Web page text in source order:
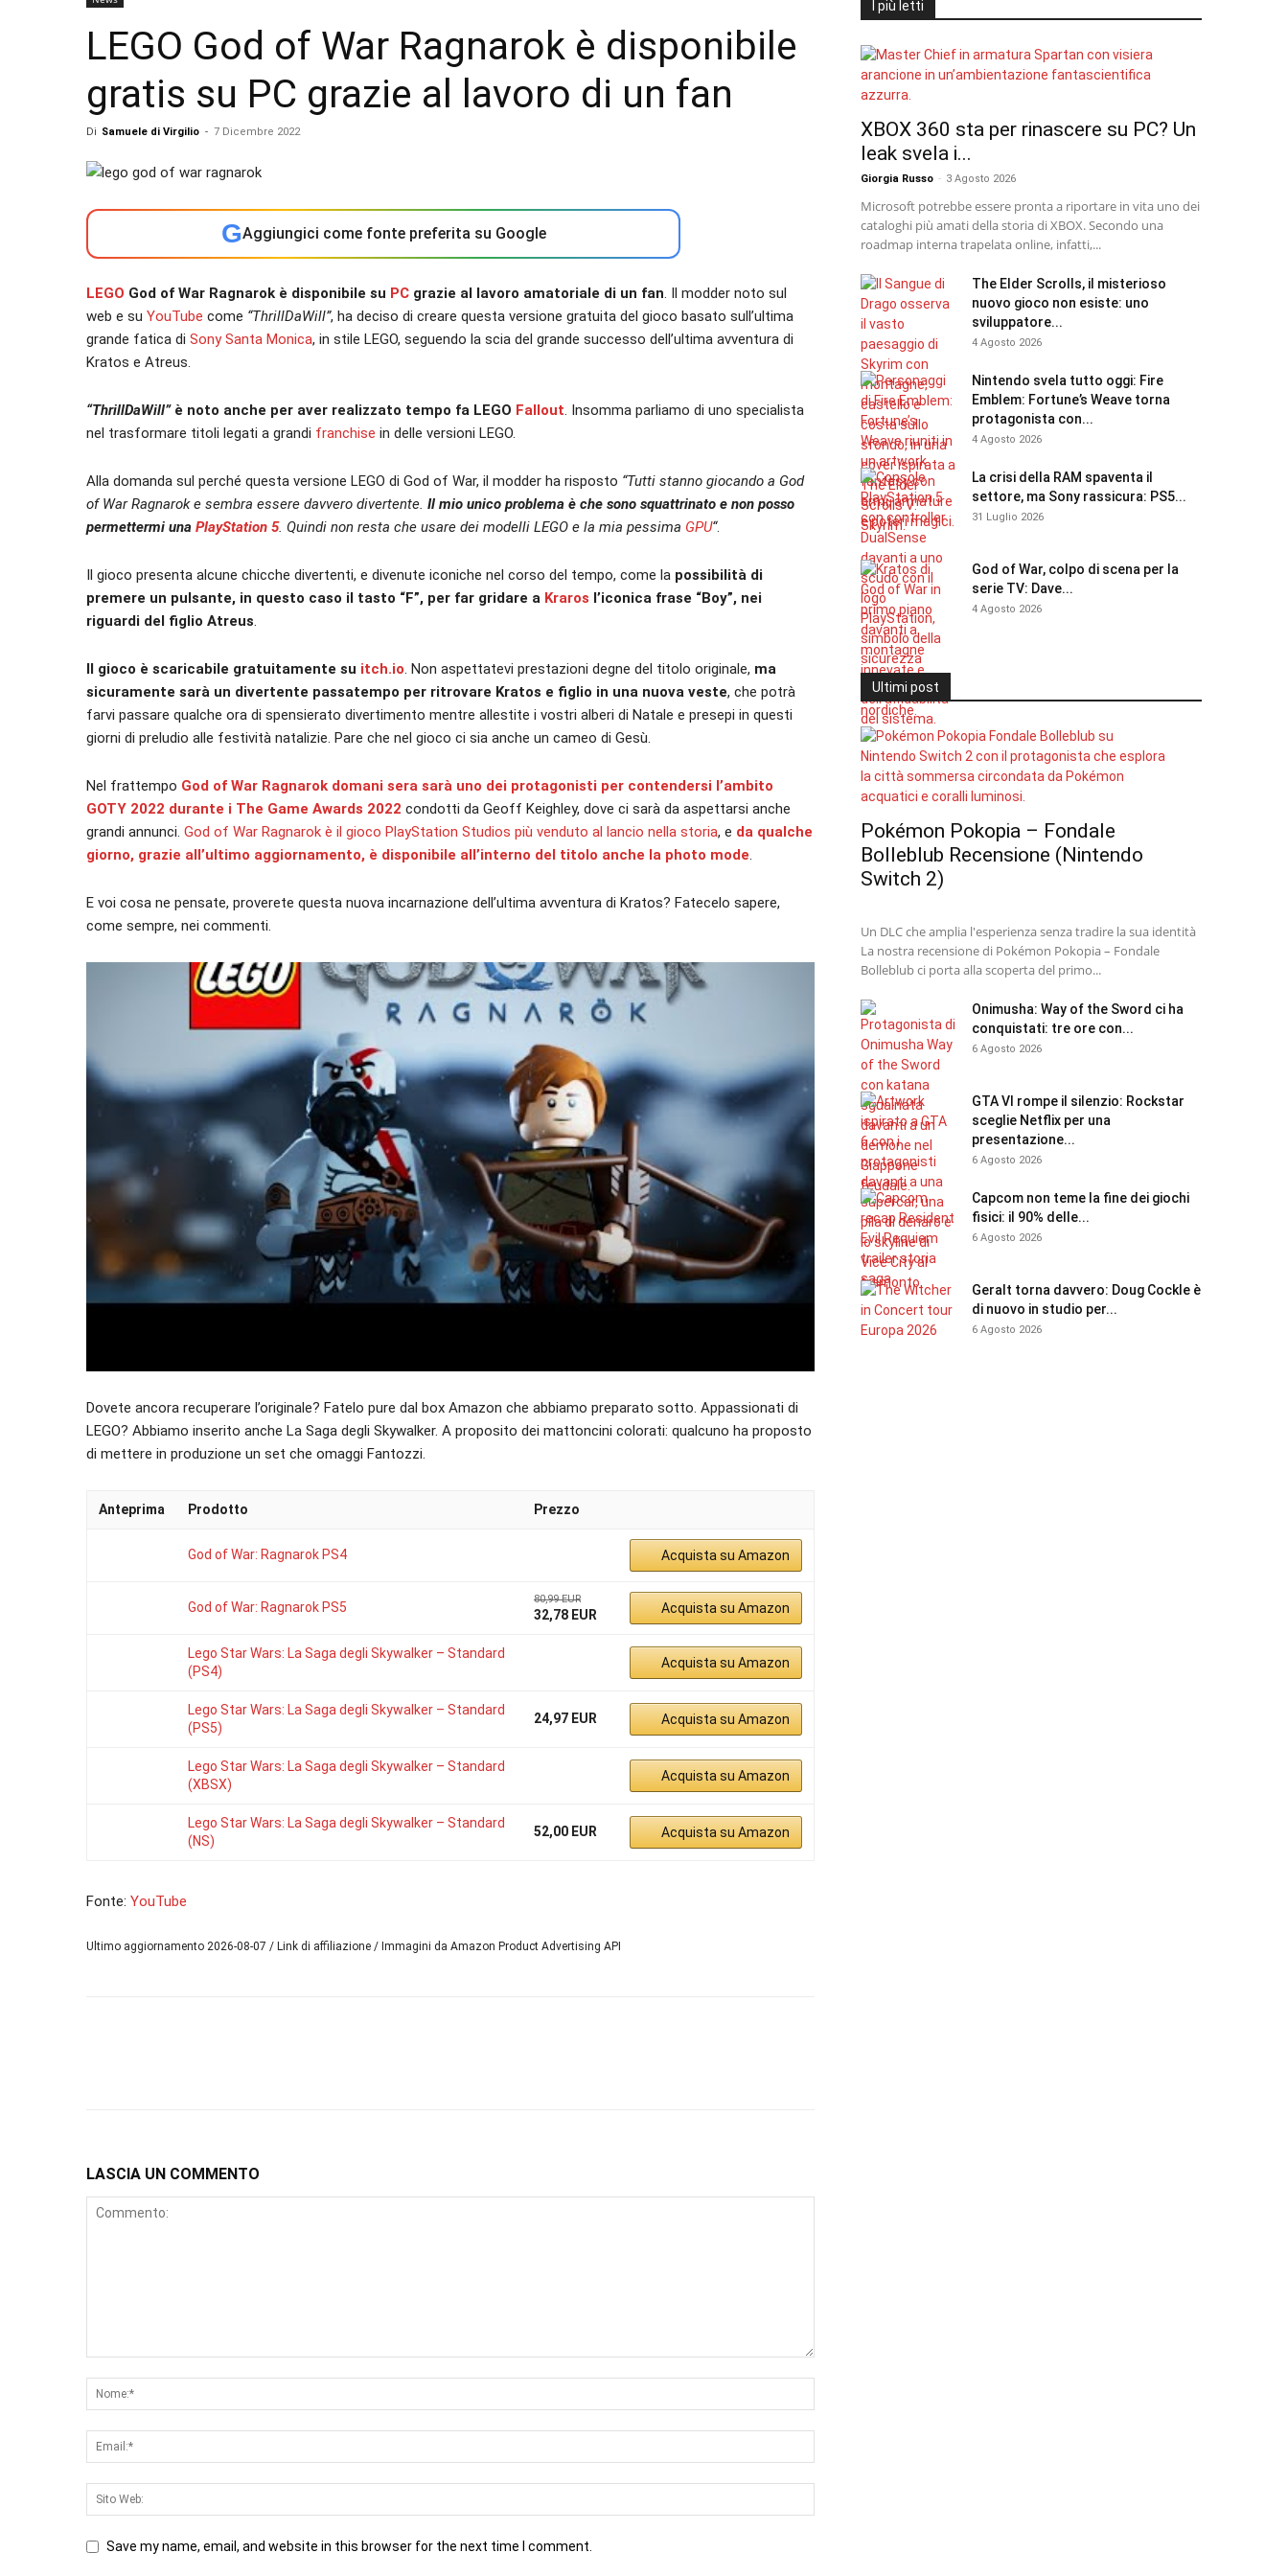
LEGO God of War Ragnarok è disponibile
gratis su PC grazie al lavoro di un fan
Di Samuele di Virgilio - 7 Dicembre 2022
GAggiungici come fonte preferita su Google
LEGO God of War Ragnarok è disponibile su PC grazie al lavoro amatoriale di un fan. Il modder noto sul
web e su YouTube come “ThrillDaWill”, ha deciso di creare questa versione gratuita del gioco basato sull’ultima
grande fatica di Sony Santa Monica, in stile LEGO, seguendo la scia del grande successo dell’ultima avventura di
Kratos e Atreus.
“ThrillDaWill”è noto anche per aver realizzato tempo fa LEGO Fallout. Insomma parliamo di uno specialista
nel trasformare titoli legati a grandi franchise in delle versioni LEGO.
Alla domanda sul perché questa versione LEGO di God of War, il modder ha risposto “Tutti stanno giocando a God
of War Ragnarok e sembra essere davvero divertente. Il mio unico problema è che sono squattrinato e non posso
permettermi una PlayStation 5. Quindi non resta che usare dei modelli LEGO e la mia pessima GPU“.
Il gioco presenta alcune chicche divertenti, e divenute iconiche nel corso del tempo, come la possibilità di
premere un pulsante, in questo caso il tasto “F”, per far gridare a Kraros l’iconica frase “Boy”, nei
riguardi del figlio Atreus.
Il gioco è scaricabile gratuitamente su itch.io. Non aspettatevi prestazioni degne del titolo originale, ma
sicuramente sarà un divertente passatempo per ritrovare Kratos e figlio in una nuova veste, che potrà
farvi passare qualche ora di spensierato divertimento mentre allestite i vostri alberi di Natale e presepi in questi
giorni di preludio alle festività natalizie. Pare che nel gioco ci sia anche un cameo di Gesù.
Nel frattempo God of War Ragnarok domani sera sarà uno dei protagonisti per contendersi l’ambito
GOTY 2022 durante i The Game Awards 2022 condotti da Geoff Keighley, dove ci sarà da aspettarsi anche
grandi annunci. God of War Ragnarok è il gioco PlayStation Studios più venduto al lancio nella storia, e da qualche
giorno, grazie all’ultimo aggiornamento, è disponibile all’interno del titolo anche la photo mode.
E voi cosa ne pensate, proverete questa nuova incarnazione dell’ultima avventura di Kratos? Fatecelo sapere,
come sempre, nei commenti.
Dovete ancora recuperare l’originale? Fatelo pure dal box Amazon che abbiamo preparato sotto. Appassionati di
LEGO? Abbiamo inserito anche La Saga degli Skywalker. A proposito dei mattoncini colorati: qualcuno ha proposto
di mettere in produzione un set che omaggi Fantozzi.
Anteprima Prodotto Prezzo
God of War: Ragnarok PS4 Acquista su Amazon
God of War: Ragnarok PS5
80,99 EUR
32,78 EUR Acquista su Amazon
Lego Star Wars: La Saga degli Skywalker – Standard
(PS4)
Acquista su Amazon
Lego Star Wars: La Saga degli Skywalker – Standard
(PS5)
24,97 EUR Acquista su Amazon
Lego Star Wars: La Saga degli Skywalker – Standard
(XBSX)
Acquista su Amazon
Lego Star Wars: La Saga degli Skywalker – Standard
(NS)
52,00 EUR Acquista su Amazon
Fonte: YouTube
Ultimo aggiornamento 2026-08-07 / Link di affiliazione / Immagini da Amazon Product Advertising API
LASCIA UN COMMENTO
Save my name, email, and website in this browser for the next time I comment.
I più letti
XBOX 360 sta per rinascere su PC? Un
leak svela i...
Giorgia Russo - 3 Agosto 2026
Microsoft potrebbe essere pronta a riportare in vita uno dei
cataloghi più amati della storia di XBOX. Secondo una
roadmap interna trapelata online, infatti,...
The Elder Scrolls, il misterioso
nuovo gioco non esiste: uno
sviluppatore...
4 Agosto 2026
Nintendo svela tutto oggi: Fire
Emblem: Fortune’s Weave torna
protagonista con...
4 Agosto 2026
La crisi della RAM spaventa il
settore, ma Sony rassicura: PS5...
31 Luglio 2026
God of War, colpo di scena per la
serie TV: Dave...
4 Agosto 2026
Ultimi post
Pokémon Pokopia – Fondale
Bolleblub Recensione (Nintendo
Switch 2)
Un DLC che amplia l'esperienza senza tradire la sua identità
La nostra recensione di Pokémon Pokopia – Fondale
Bolleblub ci porta alla scoperta del primo...
Onimusha: Way of the Sword ci ha
conquistati: tre ore con...
6 Agosto 2026
GTA VI rompe il silenzio: Rockstar
sceglie Netflix per una
presentazione...
6 Agosto 2026
Capcom non teme la fine dei giochi
fisici: il 90% delle...
6 Agosto 2026
Geralt torna davvero: Doug Cockle è
di nuovo in studio per...
6 Agosto 2026